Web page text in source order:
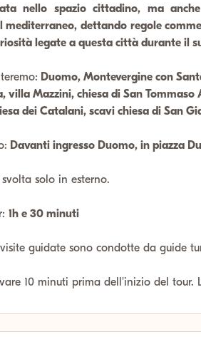
nello spazio cittadino, ma
dettando regole
legate a questa città durante il
Duomo, Montevergine con
villa Mazzini, chiesa di San
dei Catalani, scavi chiesa di San
Davanti ingresso Duomo, in piazza
solo in esterno.
1h e 30 minuti
guidate sono condotte da guide
10 minuti prima dell'inizio del